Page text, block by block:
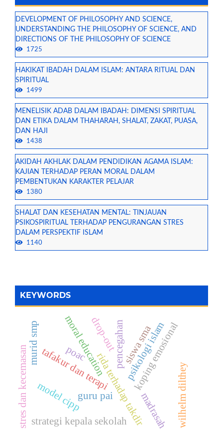
DEVELOPMENT OF PHILOSOPHY AND SCIENCE,
UNDERSTANDING THE PHILOSOPHY OF SCIENCE, AND
DIRECTIONS OF THE PHILOSOPHY OF SCIENCE
1725
HAKIKAT IBADAH DALAM ISLAM: ANTARA RITUAL DAN
SPIRITUAL
1499
MENELISIK ADAB DALAM IBADAH: DIMENSI SPIRITUAL
DAN ETIKA DALAM THAHARAH, SHALAT, ZAKAT, PUASA,
DAN HAJI
1438
AKIDAH AKHLAK DALAM PENDIDIKAN AGAMA ISLAM:
KAJIAN TERHADAP PERAN MORAL DALAM
PEMBENTUKAN KARAKTER PELAJAR
1380
SHALAT DAN KESEHATAN MENTAL: TINJAUAN
PSIKOSPIRITUAL TERHADAP PENGURANGAN STRES
DALAM PERSPEKTIF ISLAM
1140
KEYWORDS
moral educationpencegahan
tafakur dan terapirida terhadap takdir
psikologi islam
koping emosional
murid smp drop-out
guru pai
strategi kepala sekolah wilhelm dilthey
poac
madrasah
model cipp
stres dan kecemasan
siswa sma